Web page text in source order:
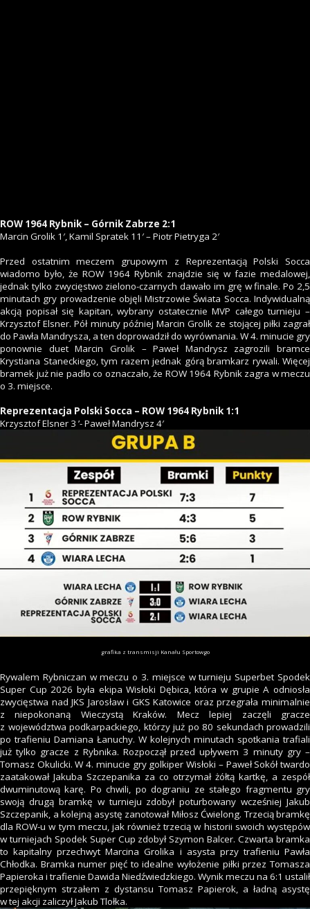
ROW 1964 Rybnik – Górnik Zabrze 2:1
Marcin Grolik 1′, Kamil Spratek 11′ – Piotr Pietryga 2′
Przed ostatnim meczem grupowym z Reprezentacją Polski Socca
wiadomo było, że ROW 1964 Rybnik znajdzie się w fazie medalowej,
jednak tylko zwycięstwo zielono-czarnych dawało im grę w finale. Po 2,5
minutach gry prowadzenie objęli Mistrzowie Świata Socca. Indywidualną
akcją popisał się kapitan, wybrany ostatecznie MVP całego turnieju –
Krzysztof Elsner. Pół minuty później Marcin Grolik ze stojącej piłki zagrał
do Pawła Mandrysza, a ten doprowadził do wyrównania. W 4. minucie gry
ponownie duet Marcin Grolik – Paweł Mandrysz zagrozili bramce
Krystiana Staneckiego, tym razem jednak górą bramkarz rywali. Więcej
bramek już nie padło co oznaczało, że ROW 1964 Rybnik zagra w meczu
o 3. miejsce.
Reprezentacja Polski Socca – ROW 1964 Rybnik 1:1
Krzysztof Elsner 3 ’- Paweł Mandrysz 4′
grafika z transmisji Kanału Sportowgo
Rywalem Rybniczan w meczu o 3. miejsce w turnieju Superbet Spodek
Super Cup 2026 była ekipa Wisłoki Dębica, która w grupie A odniosła
zwycięstwa nad JKS Jarosław i GKS Katowice oraz przegrała minimalnie
z niepokonaną Wieczystą Kraków. Mecz lepiej zaczęli gracze
z województwa podkarpackiego, którzy już po 80 sekundach prowadzili
po trafieniu Damiana Łanuchy. W kolejnych minutach spotkania trafiali
już tylko gracze z Rybnika. Rozpoczął przed upływem 3 minuty gry –
Tomasz Okulicki. W 4. minucie gry golkiper Wisłoki – Paweł Sokół twardo
zaatakował Jakuba Szczepanika za co otrzymał żółtą kartkę, a zespół
dwuminutową karę. Po chwili, po dograniu ze stałego fragmentu gry
swoją drugą bramkę w turnieju zdobył poturbowany wcześniej Jakub
Szczepanik, a kolejną asystę zanotował Miłosz Ćwielong. Trzecią bramkę
dla ROW-u w tym meczu, jak również trzecią w historii swoich występów
w turniejach Spodek Super Cup zdobył Szymon Balcer. Czwarta bramka
to kapitalny przechwyt Marcina Grolika i asysta przy trafieniu Pawła
Chłodka. Bramka numer pięć to idealne wyłożenie piłki przez Tomasza
Papieroka i trafienie Dawida Niedźwiedzkiego. Wynik meczu na 6:1 ustalił
przepięknym strzałem z dystansu Tomasz Papierok, a ładną asystę
w tej akcji zaliczył Jakub Tlołka.